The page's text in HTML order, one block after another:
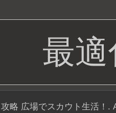
最
略 広場でスカウト生活！ .